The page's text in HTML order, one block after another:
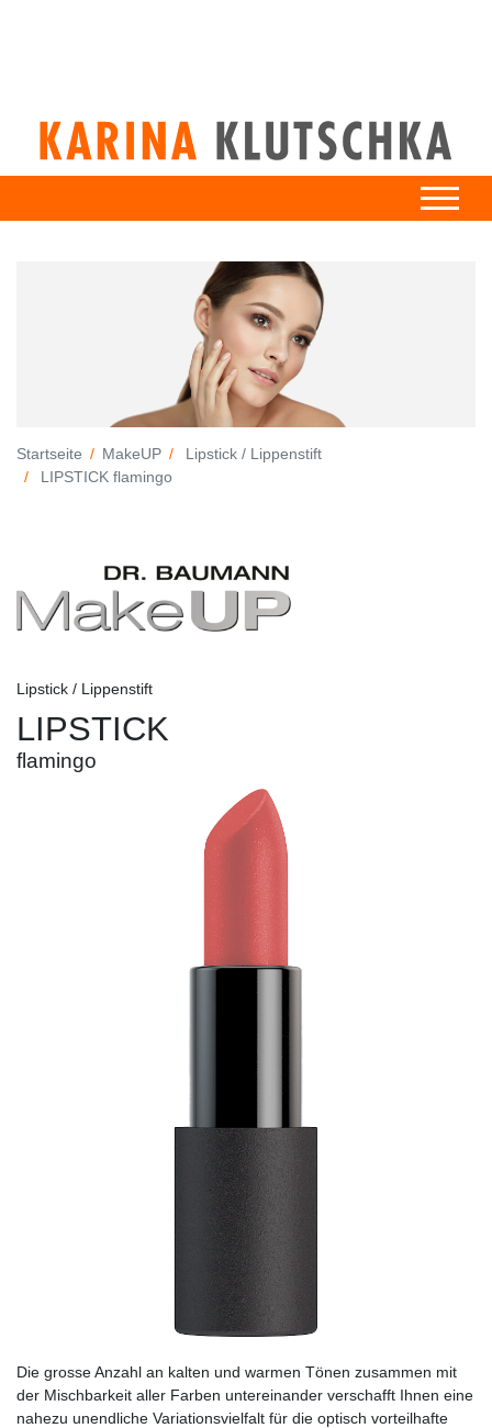
Startseite MakeUP
Lipstick / Lippenstift
LIPSTICK flamingo
Lipstick / Lippenstift
LIPSTICK
flamingo
Die grosse Anzahl an kalten und warmen Tönen zusammen mit
der Mischbarkeit aller Farben untereinander verschafft Ihnen eine
nahezu unendliche Variationsvielfalt für die optisch vorteilhafte